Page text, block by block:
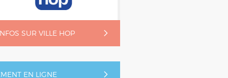
SUR VILLE HOP
EN LIGNE